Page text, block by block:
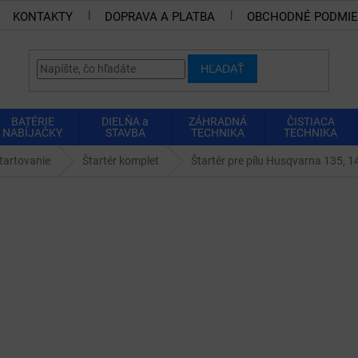
KONTAKTY DOPRAVA A PLATBA OBCHODNÉ
HĽADAŤ
BATÉRIE
NABÍJAČKY
DIELŇA a
STAVBA
ZÁHRADNÁ
TECHNIKA
ČISTIACA
TECHNIKA
Štartér komplet Štartér pre pílu Husqvarna 135,